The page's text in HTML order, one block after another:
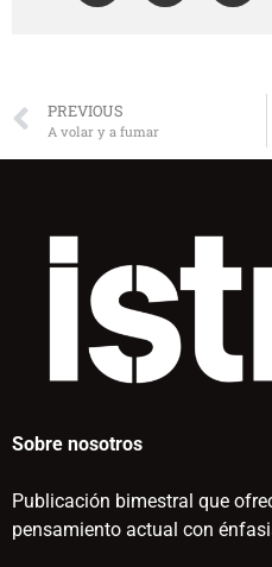
PREVIOUS
A volar y a fumar
Sobre nosotros
Publicación bimestral que
pensamiento actual con